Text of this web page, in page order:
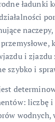
ładunki
i zjazdu
szybko i
liczbę i
wodnych,